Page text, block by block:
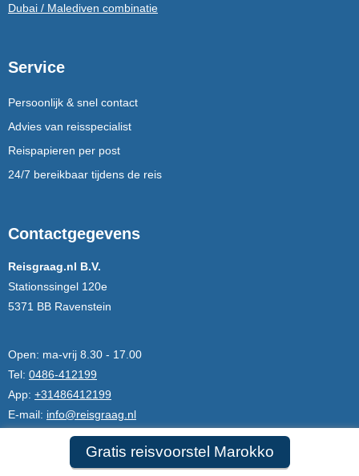
Gratis reisvoorstel Marokko
Dubai / Malediven combinatie
Service
Persoonlijk & snel contact
Advies van reisspecialist
Reispapieren per post
24/7 bereikbaar tijdens de reis
Contactgegevens
Reisgraag.nl B.V.
Stationssingel 120e
5371 BB Ravenstein
Open: ma-vrij 8.30 - 17.00
Tel: 0486-412199
App: +31486412199
E-mail: info@reisgraag.nl
ANVR,SGR,CF